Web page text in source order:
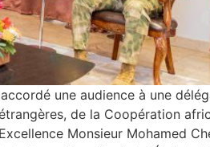
une audience à une
de la Coopération
Monsieur Mohamed